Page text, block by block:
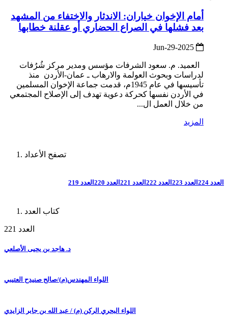
أمام الإخوان خياران: الاندثار والاختفاء من المشهد
بعد فشلها في الصراع الحضاري أو عقلنة خطابها
العميد. م. سعود الشرفات مؤسس ومدير مركز شُرُفات
لدراسات وبحوث العولمة والارهاب ـ عمان-الأردن منذ
تأسيسها في عام 1945م، قدمت جماعة الإخوان المسلمين
في الأردن نفسها كحركة دعوية تهدف إلى الإصلاح المجتمعي
من خلال العمل ال...
المزيد
تصفح الأعداد
العدد 224 العدد 223 العدد 222 العدد 221 العدد 220 العدد 219
كتاب العدد
العدد 221
د. هاجد بن يحيى الأصلعي
اللواء المهندس(م)/صالح صنيدح العتيبي
اللواء البحري الركن (م) / عبد الله بن جابر الزايدي